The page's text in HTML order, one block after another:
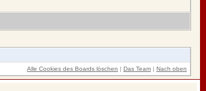
Alle Cookies des Boards löschen | Das Team | Nach oben